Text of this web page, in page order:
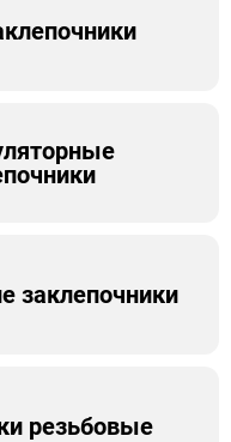
заклепочники
резьбовые